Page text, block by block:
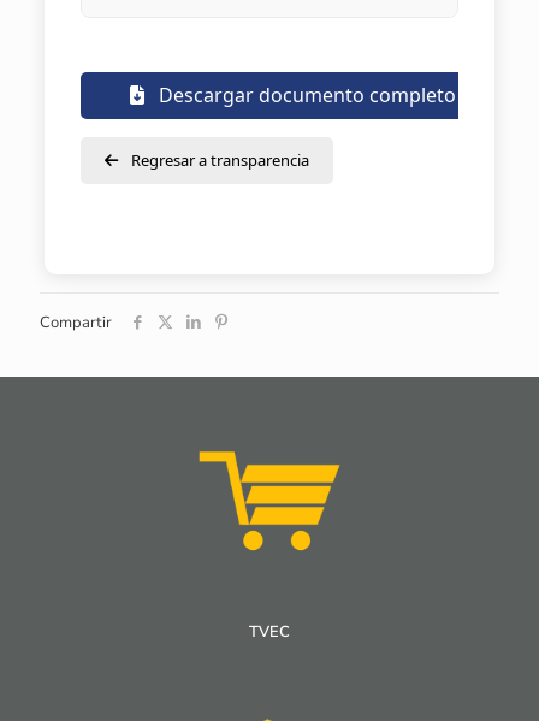
Descargar documento completo
Regresar a transparencia
Compartir
TVEC